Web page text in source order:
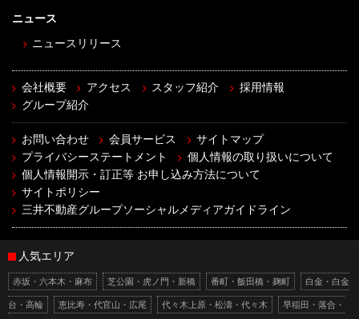
ニュース
ニュースリリース
会社概要 アクセス スタッフ紹介
採用情報
グループ紹介
お問い合わせ 会員サービス
サイトマップ
プライバシーステートメント
個人情報の取り扱いについて
個人情報開示・訂正等 お申し込み方法について
サイトポリシー
三井不動産グループソーシャルメディアガイドライン
人気エリア
赤坂・六本木・麻布 芝公園・虎ノ門・新橋 番町・飯田橋・麹町 白金・白金
台・高輪 恵比寿・代官山・広尾 代々木上原・松濤・代々木 早稲田・落合・